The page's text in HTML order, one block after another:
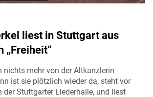
liest in Stuttgart aus
„Freiheit“
nichts mehr von der Altkanzlerin
ist sie plötzlich wieder da, steht vor
der Stuttgarter Liederhalle, und liest